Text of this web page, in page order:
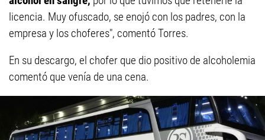
licencia. Muy ofuscado, se enojó con los padres, con la
empresa y los choferes", comentó Torres.
En su descargo, el chofer que dio positivo de alcoholemia
comentó que venía de una cena.